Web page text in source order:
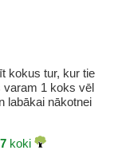
kokus tur, kur tie
varam 1 koks vēl
labākai nākotnei
koki